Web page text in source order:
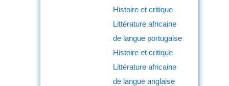
Histoire et critique
Littérature africaine
de langue portugaise
Histoire et critique
Littérature africaine
de langue anglaise